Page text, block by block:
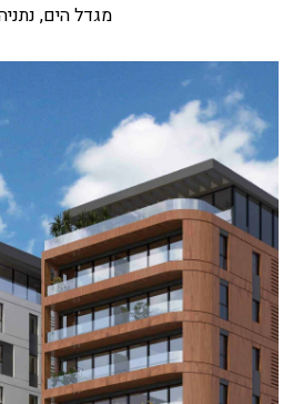
מגדל הים,